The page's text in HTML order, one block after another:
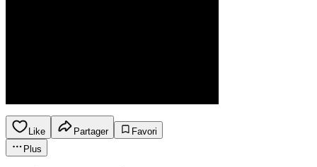
Like Partager
Favori
Plus